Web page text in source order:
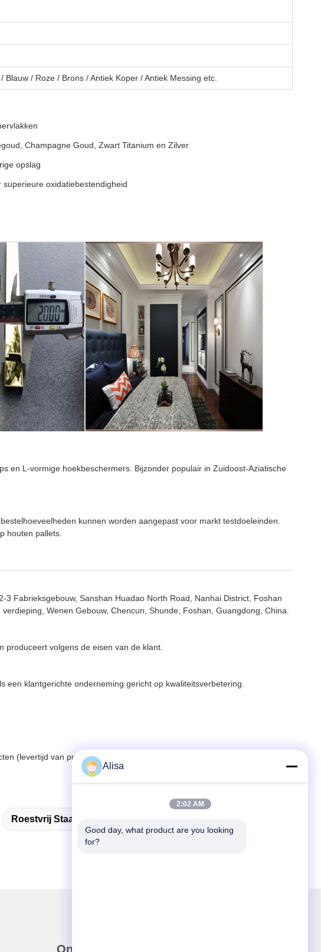
/ Roze / Brons / Antiek Koper / Antiek Messing etc.
Champagne Goud, Zwart Titanium en Zilver
opslag
oxidatiebestendigheid
en L-vormige hoekbeschermers. Bijzonder populair in Zuidoost-Aziatische
kunnen worden aangepast voor markt testdoeleinden.
houten pallets.
Fabrieksgebouw, Sanshan Huadao North Road, Nanhai District, Foshan
Wenen Gebouw, Chencun, Shunde, Foshan, Guangdong, China.
volgens de eisen van de klant.
klantgerichte onderneming gericht op kwaliteitsverbetering.
(levertijd van profielen is afhankelijk van de hoeveelheid).
Roestvrij Staal Scherpende Strook Voor Tegels
Onze Nieuwsbrief
Alisa
2:02 AM
Good day, what product are you looking
for?